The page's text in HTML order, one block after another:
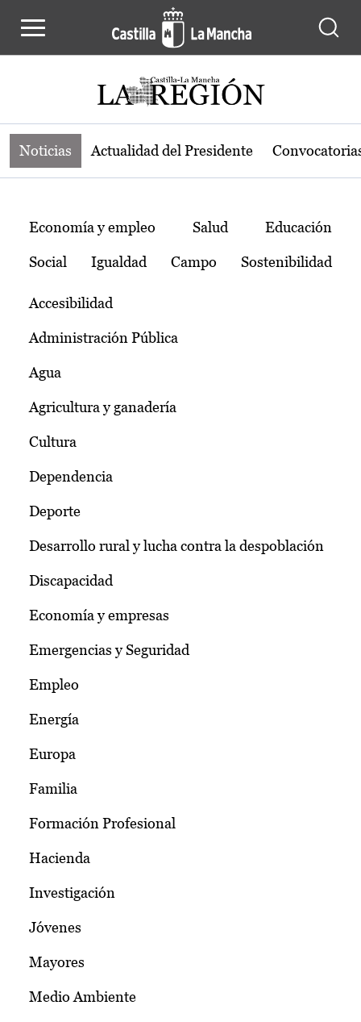
Noticias de la región de Castilla-La
Noticias Actualidad del Presidente
Temas
Economía y empleo Salud Educación
Social Igualdad Campo Sostenibilidad
Accesibilidad
Administración Pública
Agua
Agricultura y ganadería
Cultura
Dependencia
Deporte
Desarrollo rural y lucha contra la despoblación
Discapacidad
Economía y empresas
Emergencias y Seguridad
Empleo
Energía
Europa
Familia
Formación Profesional
Hacienda
Investigación
Jóvenes
Mayores
Medio Ambiente